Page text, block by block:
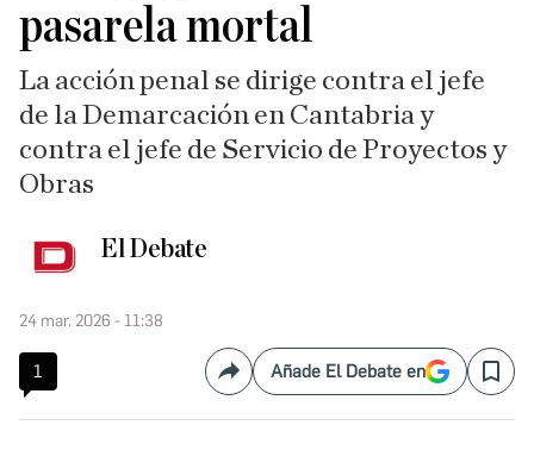
pasarela mortal
La acción penal se dirige contra el jefe
de la Demarcación en Cantabria y
contra el jefe de Servicio de Proyectos y
Obras
El Debate
24 mar. 2026 - 11:38
1 CompartirAñade El Debate en Save